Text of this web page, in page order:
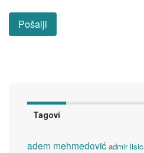
Tagovi
adem mehmedović admir